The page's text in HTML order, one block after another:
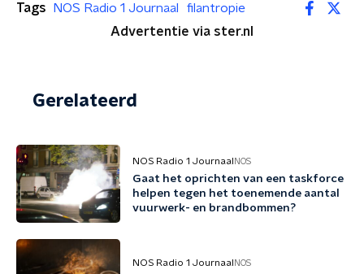
Tags NOS Radio 1 Journaal
filantropie
Advertentie via ster.nl
Gerelateerd
NOS Radio 1 Journaal NOS
Gaat het oprichten van een taskforce
helpen tegen het toenemende aantal
vuurwerk- en brandbommen?
NOS Radio 1 Journaal NOS